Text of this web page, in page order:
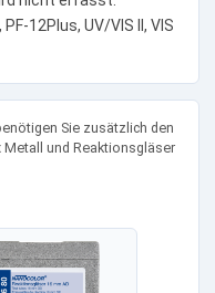
12Plus, UV/VIS II, VIS
Sie zusätzlich den
Metall und Reaktionsgläser